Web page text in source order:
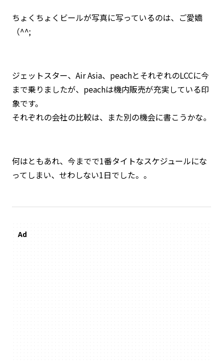
ちょくちょくビールが写真に写っているのは、ご愛嬌
（^^;
ジェットスター、Air Asia、peachとそれぞれのLCCに今
まで乗りましたが、peachは機内販売が充実している印
象です。
それぞれの会社の比較は、また別の機会に書こうかな。
何はともあれ、今までで1番タイトなスケジュールにな
ってしまい、せわしない1日でした。。
Ad